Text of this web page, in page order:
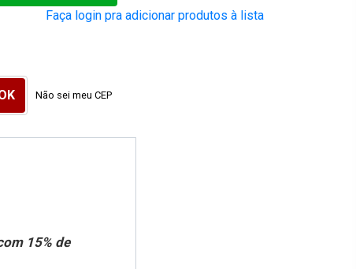
Faça login pra adicionar produtos à lista
Não sei meu CEP
15% de